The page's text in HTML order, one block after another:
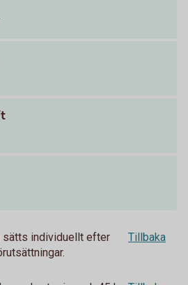
sätts individuellt efter
Tillbaka